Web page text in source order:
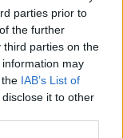
parties prior to
the further
third parties on the
information may
IAB’s List of
it to other